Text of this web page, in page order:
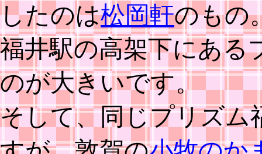
したのは松岡軒のもの
福井駅の高架下にある
のが大きいです。
そして、同じプリズム